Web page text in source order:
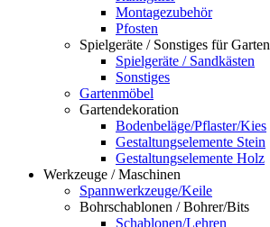
Montagezubehör
Pfosten
Spielgeräte / Sonstiges für Garten
Spielgeräte / Sandkästen
Sonstiges
Gartenmöbel
Gartendekoration
Bodenbeläge/Pflaster/Kies
Gestaltungselemente Stein
Gestaltungselemente Holz
Werkzeuge / Maschinen
Spannwerkzeuge/Keile
Bohrschablonen / Bohrer/Bits
Schablonen/Lehren